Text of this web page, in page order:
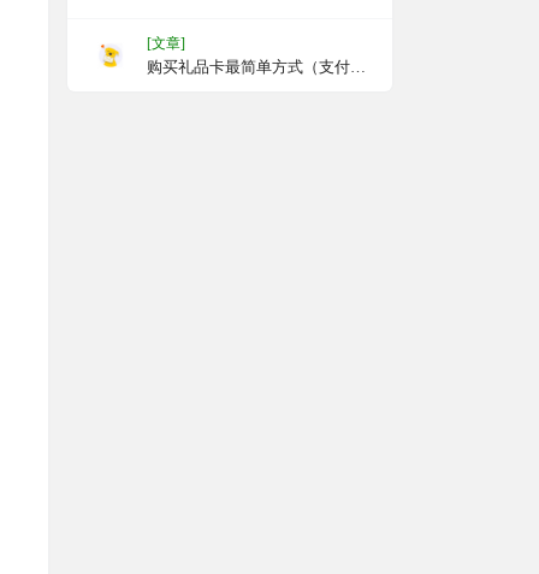
[文章]
购买礼品卡最简单方式（支付